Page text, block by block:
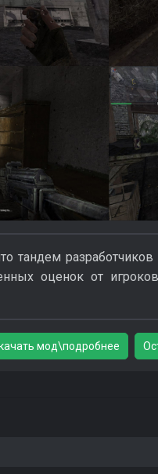
тандем
оценок от
мод\подробнее